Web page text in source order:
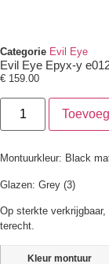
Categorie Evil Eye
Evil Eye Epyx-y
€ 159.00
Montuurkleur: Black
Glazen: Grey (3)
Op sterkte
terecht.
Kleur montuur